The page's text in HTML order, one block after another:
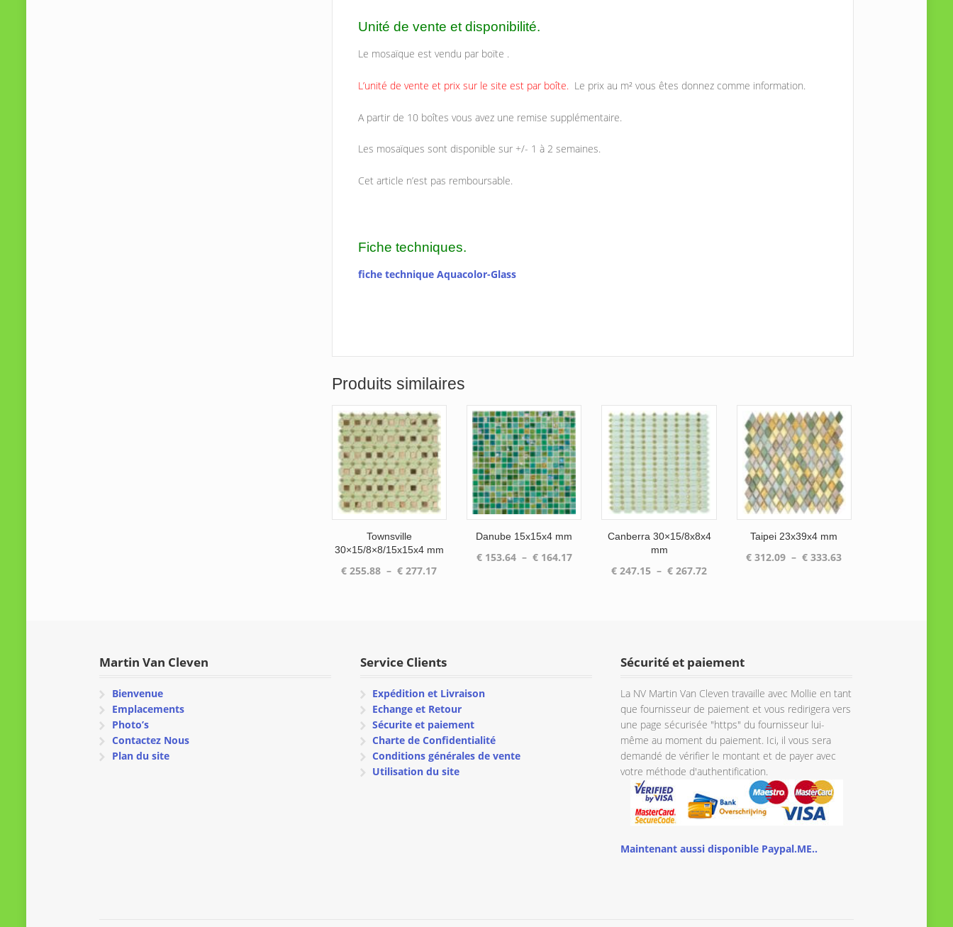
Unité de vente et disponibilité.
Le mosaïque est vendu par boïte .
L’unité de vente et prix sur le site est par boîte. Le prix au m² vous êtes donnez comme information.
A partir de 10 boîtes vous avez une remise supplémentaire.
Les mosaïques sont disponible sur +/- 1 à 2 semaines.
Cet article n’est pas remboursable.
Fiche techniques.
fiche technique Aquacolor-Glass
Produits similaires
Townsville
30×15/8×8/15x15x4 mm
€ 255.88 – € 277.17Plage
Danube 15x15x4 mm
€153.64 – €164.17Plage
Canberra 30×15/8x8x4
mm
€ 247.15 – € 267.72
Taipei 23x39x4 mm
€ 312.09 – € 333.63Plage
Martin Van Cleven
Bienvenue
Emplacements
Photo’s
Contactez Nous
Plan du site
Service Clients
Expédition et Livraison
Echange et Retour
Sécurite et paiement
Charte de Confidentialité
Conditions générales de vente
Utilisation du site
Sécurité et paiement
La NV Martin Van Cleven travaille avec Mollie en tant
que fournisseur de paiement et vous redirigera vers
une page sécurisée "https" du fournisseur lui-
même au moment du paiement. Ici, il vous sera
demandé de vérifier le montant et de payer avec
votre méthode d'authentification.
Maintenant aussi disponible Paypal.ME..